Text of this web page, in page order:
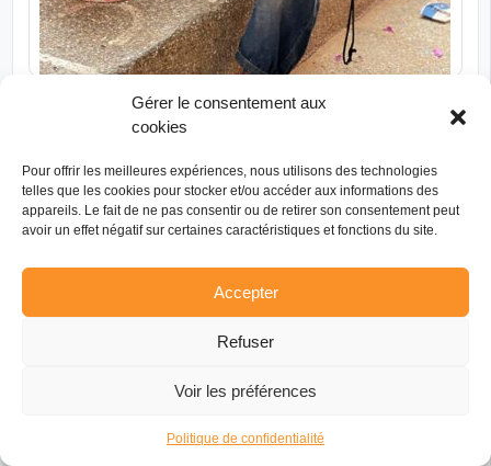
Gérer le consentement aux
cookies
Pour offrir les meilleures expériences, nous utilisons des technologies
telles que les cookies pour stocker et/ou accéder aux informations des
appareils. Le fait de ne pas consentir ou de retirer son consentement peut
avoir un effet négatif sur certaines caractéristiques et fonctions du site.
Accepter
Refuser
Voir les préférences
Politique de confidentialité
TÉLÉPHONE
36B RUE DU FAUBOURG MADELEINE, 45000 ORLÉANS
Association locale
EPUES soutient l'association Sénégalaise PUES engagée dans la lutte
formation, à l'alphabétisation, à l'éducation et à…
Croissance économique - Emploi Éducation
Enseignement - Formation Justice - Paix Santé